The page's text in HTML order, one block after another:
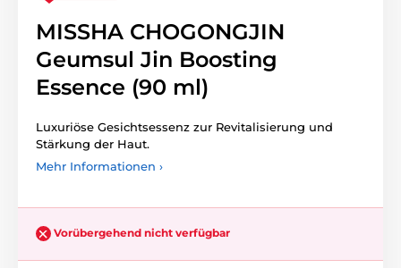
MISSHA CHOGONGJIN
Geumsul Jin Boosting
Essence (90 ml)
Luxuriöse Gesichtsessenz zur Revitalisierung und
Stärkung der Haut.
Mehr Informationen ›
Vorübergehend nicht verfügbar